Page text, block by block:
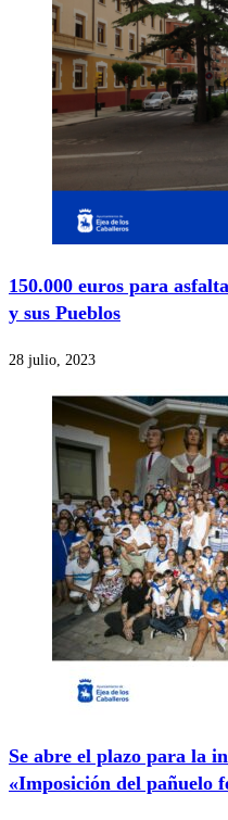
150.000 euros para
y sus Pueblos
28 julio, 2023
Se abre el plazo para la
«Imposición del pañuelo